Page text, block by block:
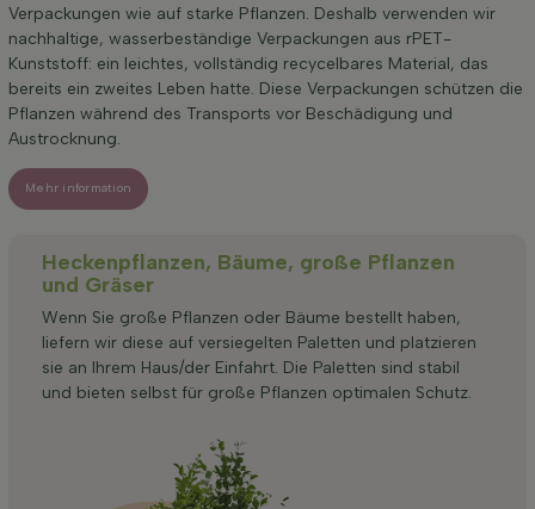
Verpackungen wie auf starke Pflanzen. Deshalb verwenden wir
nachhaltige, wasserbeständige Verpackungen aus rPET-
Kunststoff: ein leichtes, vollständig recycelbares Material, das
bereits ein zweites Leben hatte. Diese Verpackungen schützen die
Pflanzen während des Transports vor Beschädigung und
Austrocknung.
Mehr information
Heckenpflanzen, Bäume, große Pflanzen
und Gräser
Wenn Sie große Pflanzen oder Bäume bestellt haben,
liefern wir diese auf versiegelten Paletten und platzieren
sie an Ihrem Haus/der Einfahrt. Die Paletten sind stabil
und bieten selbst für große Pflanzen optimalen Schutz.